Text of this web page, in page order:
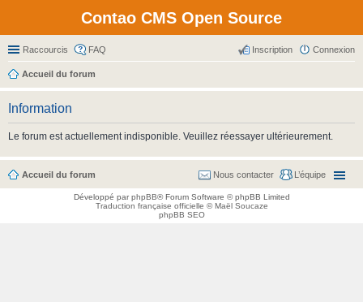
Contao CMS Open Source
Raccourcis FAQ Connexion
Inscription
Accueil du forum
Information
Le forum est actuellement indisponible. Veuillez réessayer ultérieurement.
Accueil du forum L’équipe
Nous contacter
Développé parphpBB® Forum Software © phpBB Limited
Traduction française officielle ©Maël Soucaze
phpBB SEO